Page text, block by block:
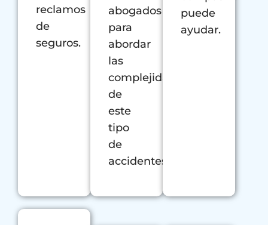
reclamos
de
seguros.
abogados
para
abordar
las
complejidades
de
este
tipo
de
accidentes.
puede
ayudar.